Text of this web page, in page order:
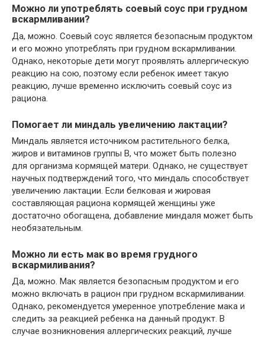
Можно ли употреблять соевый соус при грудном
вскармливании?
Да, можно. Соевый соус является безопасным продуктом
и его можно употреблять при грудном вскармливании.
Однако, некоторые дети могут проявлять аллергическую
реакцию на сою, поэтому если ребенок имеет такую
реакцию, лучше временно исключить соевый соус из
рациона.
Помогает ли миндаль увеличению лактации?
Миндаль является источником растительного белка,
жиров и витаминов группы В, что может быть полезно
для организма кормящей матери. Однако, не существует
научных подтверждений того, что миндаль способствует
увеличению лактации. Если белковая и жировая
составляющая рациона кормящей женщины уже
достаточно обогащена, добавление миндаля может быть
необязательным.
Можно ли есть мак во время грудного
вскармиливания?
Да, можно. Мак является безопасным продуктом и его
можно включать в рацион при грудном вскармиливании.
Однако, рекомендуется умеренное употребление мака и
следить за реакцией ребенка на данный продукт. В
случае возникновения аллергических реакций, лучше